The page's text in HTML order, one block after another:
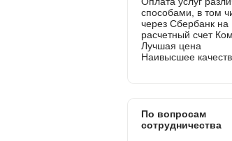
способами, в том
через Сбербанк на
расчетный счет
Лучшая цена
Наивысшее
По вопросам
сотрудничества